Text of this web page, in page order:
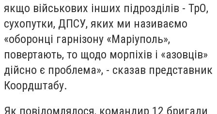
якщо військових інших підрозділів - ТрО,
сухопутки, ДПСУ, яких ми називаємо
«оборонці гарнізону «Маріуполь»,
повертають, то щодо морпіхів і «азовців»
дійсно є проблема», - сказав представник
Коордштабу.
Як повідомлялося, командир 12 бригади